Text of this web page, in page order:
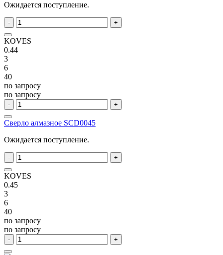
Ожидается поступление.
- +
KOVES
0.44
3
6
40
по запросу
по запросу
- +
Сверло алмазное SCD0045
Ожидается поступление.
- +
KOVES
0.45
3
6
40
по запросу
по запросу
- +